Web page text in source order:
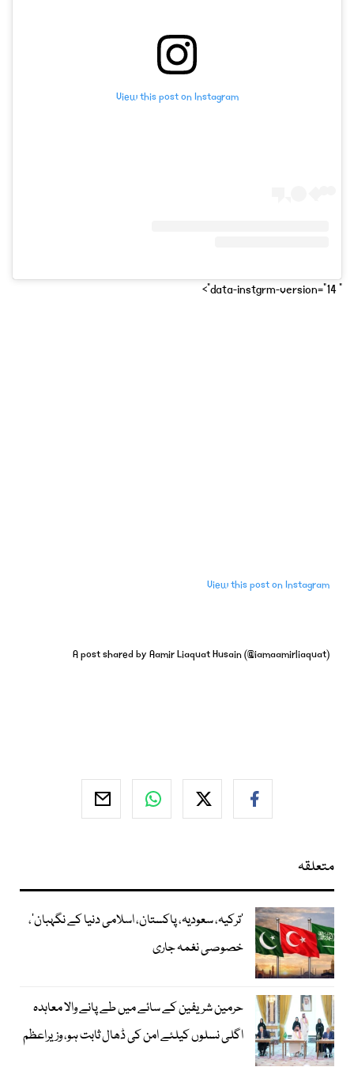
View this post on Instagram
" data-instgrm-version="14">
View this post on Instagram
A post shared by Aamir Liaquat Husain (@iamaamirliaquat)
متعلقہ
‘ترکیہ، سعودیہ، پاکستان، اسلامی دنیا کے نگہبان’،
خصوصی نغمہ جاری
حرمین شریفین کے سائے میں طے پانے والا معاہدہ
اگلی نسلوں کیلئے امن کی ڈھال ثابت ہو، وزیراعظم